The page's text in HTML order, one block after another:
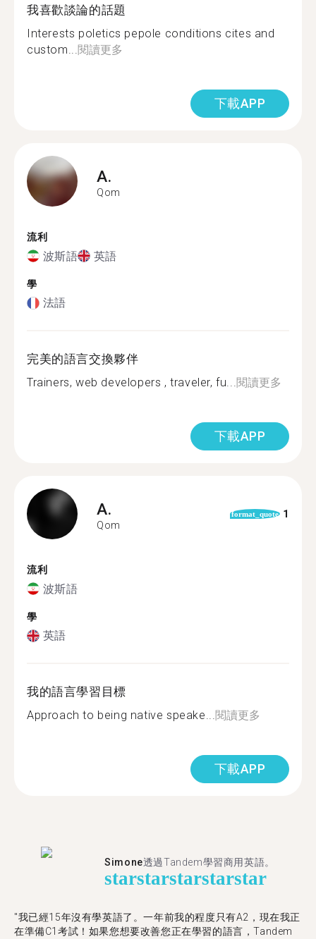
我喜歡談論的話題
Interests poletics pepole conditions cites and
custom...閱讀更多
下載APP
A.
Qom
流利
波斯語 英語
學
法語
完美的語言交換夥伴
Trainers, web developers , traveler, fu...閱讀更多
下載APP
A.
Qom
format_quote 1
流利
波斯語
學
英語
我的語言學習目標
Approach to being native speake...閱讀更多
下載APP
Simone透過Tandem學習商用英語。
starstarstarstarstar
"我已經15年沒有學英語了。一年前我的程度只有A2，現在我正
在準備C1考試！如果您想要改善您正在學習的語言，Tandem